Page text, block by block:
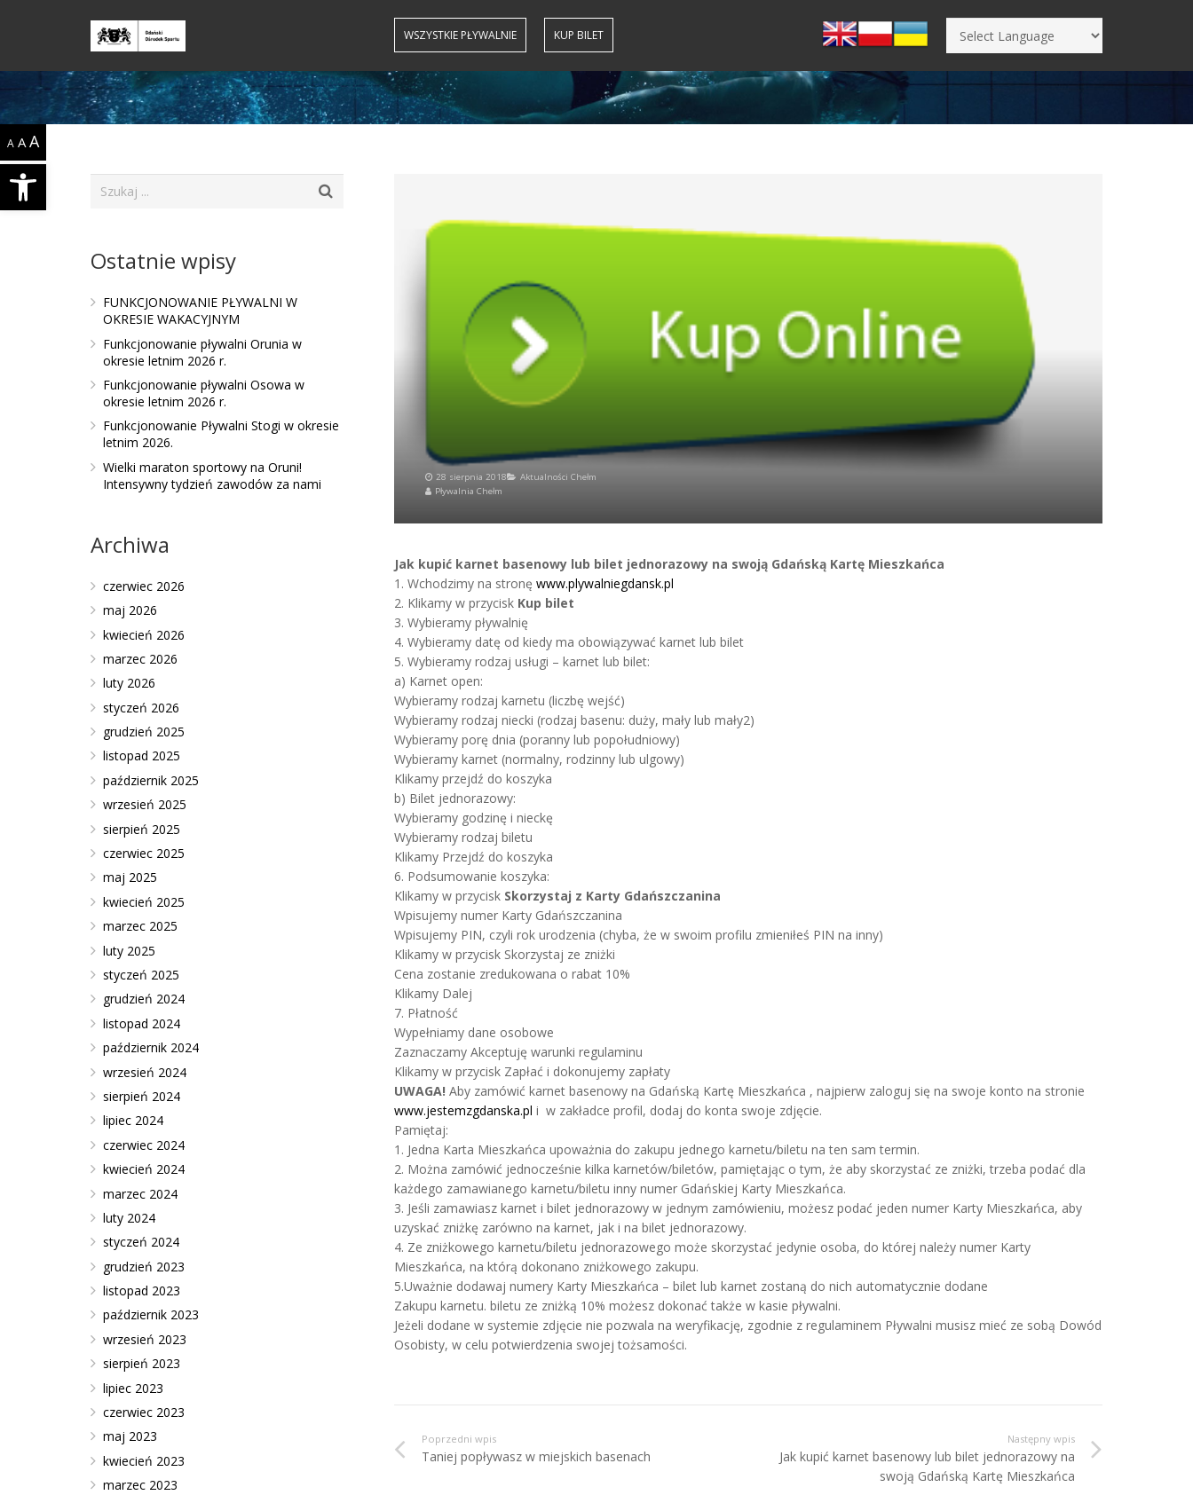
Open toolbar
WSZYSTKIE PŁYWALNIE KUP BILET
A A A
28 sierpnia 2018
Aktualności Chełm
Pływalnia Chełm
Jak kupić karnet basenowy lub bilet jednorazowy na swoją Gdańską Kartę Mieszkańca
1. Wchodzimy na stronę www.plywalniegdansk.pl
2. Klikamy w przycisk Kup bilet
3. Wybieramy pływalnię
4. Wybieramy datę od kiedy ma obowiązywać karnet lub bilet
5. Wybieramy rodzaj usługi – karnet lub bilet:
a) Karnet open:
Wybieramy rodzaj karnetu (liczbę wejść)
Wybieramy rodzaj niecki (rodzaj basenu: duży, mały lub mały2)
Wybieramy porę dnia (poranny lub popołudniowy)
Wybieramy karnet (normalny, rodzinny lub ulgowy)
Klikamy przejdź do koszyka
b) Bilet jednorazowy:
Wybieramy godzinę i nieckę
Wybieramy rodzaj biletu
Klikamy Przejdź do koszyka
6. Podsumowanie koszyka:
Klikamy w przycisk Skorzystaj z Karty Gdańszczanina
Wpisujemy numer Karty Gdańszczanina
Wpisujemy PIN, czyli rok urodzenia (chyba, że w swoim profilu zmieniłeś PIN na inny)
Klikamy w przycisk Skorzystaj ze zniżki
Cena zostanie zredukowana o rabat 10%
Klikamy Dalej
7. Płatność
Wypełniamy dane osobowe
Zaznaczamy Akceptuję warunki regulaminu
Klikamy w przycisk Zapłać i dokonujemy zapłaty
UWAGA! Aby zamówić karnet basenowy na Gdańską Kartę Mieszkańca , najpierw zaloguj się na swoje konto na stronie
www.jestemzgdanska.pl i w zakładce profil, dodaj do konta swoje zdjęcie.
Pamiętaj:
1. Jedna Karta Mieszkańca upoważnia do zakupu jednego karnetu/biletu na ten sam termin.
2. Można zamówić jednocześnie kilka karnetów/biletów, pamiętając o tym, że aby skorzystać ze zniżki, trzeba podać dla
każdego zamawianego karnetu/biletu inny numer Gdańskiej Karty Mieszkańca.
3. Jeśli zamawiasz karnet i bilet jednorazowy w jednym zamówieniu, możesz podać jeden numer Karty Mieszkańca, aby
uzyskać zniżkę zarówno na karnet, jak i na bilet jednorazowy.
4. Ze zniżkowego karnetu/biletu jednorazowego może skorzystać jedynie osoba, do której należy numer Karty
Mieszkańca, na którą dokonano zniżkowego zakupu.
5.Uważnie dodawaj numery Karty Mieszkańca – bilet lub karnet zostaną do nich automatycznie dodane
Zakupu karnetu. biletu ze zniżką 10% możesz dokonać także w kasie pływalni.
Jeżeli dodane w systemie zdjęcie nie pozwala na weryfikację, zgodnie z regulaminem Pływalni musisz mieć ze sobą Dowód
Osobisty, w celu potwierdzenia swojej tożsamości.
Poprzedni wpis
Taniej popływasz w miejskich basenach
Następny wpis
Jak kupić karnet basenowy lub bilet jednorazowy na
swoją Gdańską Kartę Mieszkańca
Ostatnie wpisy
FUNKCJONOWANIE PŁYWALNI W
OKRESIE WAKACYJNYM
Funkcjonowanie pływalni Orunia w
okresie letnim 2026 r.
Funkcjonowanie pływalni Osowa w
okresie letnim 2026 r.
Funkcjonowanie Pływalni Stogi w okresie
letnim 2026.
Wielki maraton sportowy na Oruni!
Intensywny tydzień zawodów za nami
Archiwa
czerwiec 2026
maj 2026
kwiecień 2026
marzec 2026
luty 2026
styczeń 2026
grudzień 2025
listopad 2025
październik 2025
wrzesień 2025
sierpień 2025
czerwiec 2025
maj 2025
kwiecień 2025
marzec 2025
luty 2025
styczeń 2025
grudzień 2024
listopad 2024
październik 2024
wrzesień 2024
sierpień 2024
lipiec 2024
czerwiec 2024
kwiecień 2024
marzec 2024
luty 2024
styczeń 2024
grudzień 2023
listopad 2023
październik 2023
wrzesień 2023
sierpień 2023
lipiec 2023
czerwiec 2023
maj 2023
kwiecień 2023
marzec 2023